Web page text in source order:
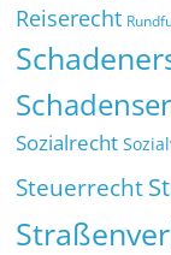
Reiserecht
Sozialrecht
Steuerrecht